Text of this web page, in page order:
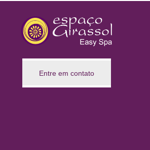
Entre em contato